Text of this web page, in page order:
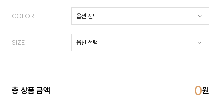
COLOR
SIZE
총 상품 금액 0